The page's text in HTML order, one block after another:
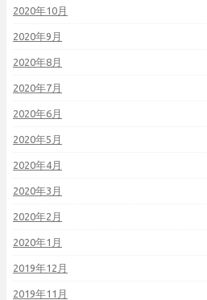
2020年10月
2020年9月
2020年8月
2020年7月
2020年6月
2020年5月
2020年4月
2020年3月
2020年2月
2020年1月
2019年12月
2019年11月